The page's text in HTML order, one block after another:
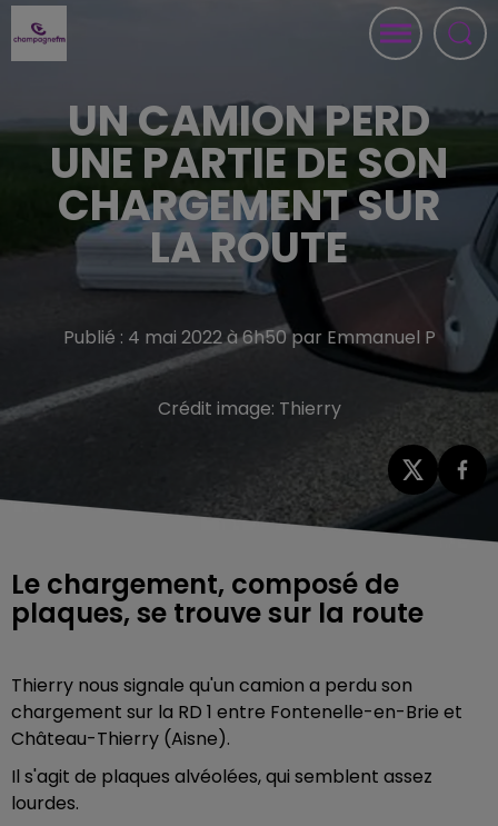
UN CAMION PERD
UNE PARTIE DE SON
CHARGEMENT SUR
LA ROUTE
Publié : 4 mai 2022 à 6h50 par Emmanuel P
Crédit image: Thierry
Le chargement, composé de
plaques, se trouve sur la route
Thierry nous signale qu'un camion a perdu son
chargement sur la RD 1 entre Fontenelle-en-Brie et
Château-Thierry (Aisne).
Il s'agit de plaques alvéolées, qui semblent assez
lourdes.